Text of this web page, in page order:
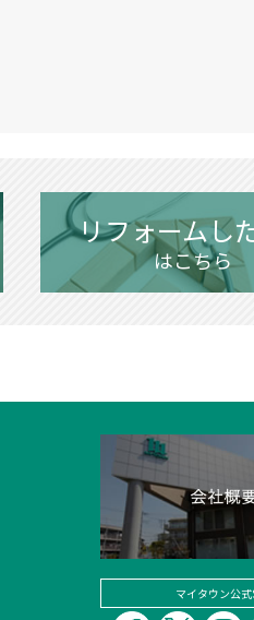
リフォームし
はこちら
マイタウン公式